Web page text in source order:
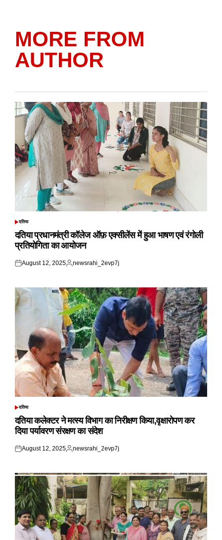
MORE FROM
AUTHOR
POSTED
दतिया
दतिया प्रधानमंत्री कॉलेज ऑफ़ एक्सीलेंस में हुआ भाषण एवं रंगोली
प्रतियोगिता का आयोजन
Posted
August 12, 2025
Posted
newsrahi_2evp7j
POSTED
दतिया
दतिया कलेक्टर ने मत्स्य विभाग का निरीक्षण किया,वृक्षारोपण कर
दिया पर्यावरण संरक्षण का संदेश
Posted
August 12, 2025
Posted
newsrahi_2evp7j